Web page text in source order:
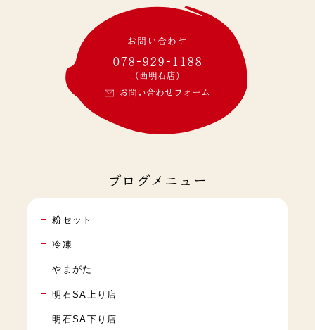
お問い合わせ
078-929-1188
(西明石店)
お問い合わせフォーム
ブログメニュー
粉セット
冷凍
やまがた
明石SA上り店
明石SA下り店